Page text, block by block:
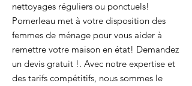
nettoyages réguliers ou ponctuels!
Pomerleau met à votre disposition des
femmes de ménage pour vous aider à
remettre votre maison en état! Demandez
un devis gratuit !. Avec notre expertise et
des tarifs compétitifs, nous sommes le